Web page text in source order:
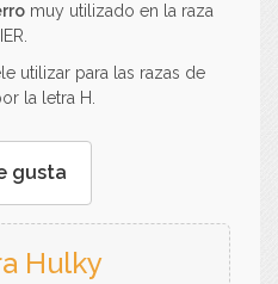
muy utilizado en la raza
utilizar para las razas de
la letra H.
gusta
Hulky